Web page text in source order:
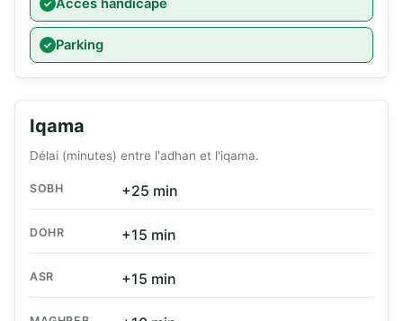
Accès handicapé
Parking
Iqama
Délai (minutes) entre l'adhan et l'iqama.
SOBH +25 min
DOHR +15 min
ASR +15 min